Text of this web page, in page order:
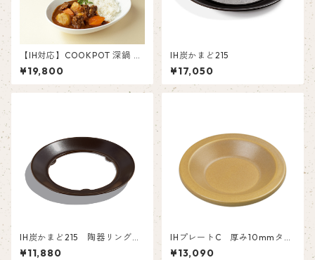
【IH対応】COOKPOT 深鍋 カ
レーシチューポット L
¥19,800
IH炭かまど215
¥17,050
IH炭かまど215 陶器リング
【交換部品】
¥11,880
IHプレートC 厚み10mmタイ
プ
¥13,090